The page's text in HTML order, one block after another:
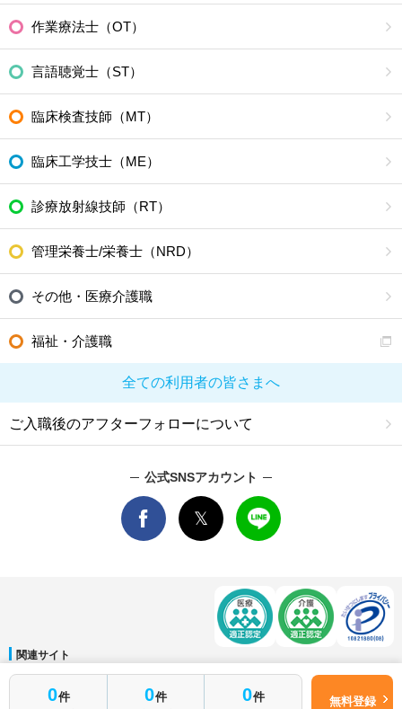
0件 0件 0件 無料登録
作業療法士（OT）
言語聴覚士（ST）
臨床検査技師（MT）
臨床工学技士（ME）
診療放射線技師（RT）
管理栄養士/栄養士（NRD）
その他・医療介護職
福祉・介護職
全ての利用者の皆さまへ
ご入職後のアフターフォローについて
公式SNSアカウント
はじめて転職
関連サイト
マイナビDOCTOR│マイナビ看護師│マイナビ薬剤師│マイナビ保育士
運営会社